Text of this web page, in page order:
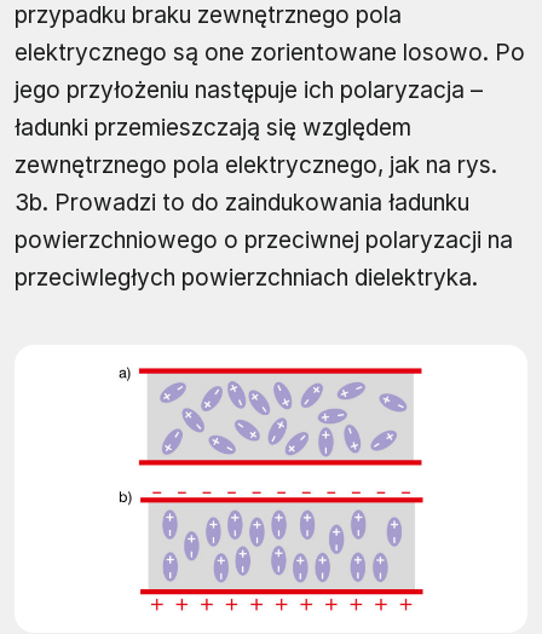
przypadku braku zewnętrznego pola
elektrycznego są one zorientowane losowo. Po
jego przyłożeniu następuje ich polaryzacja –
ładunki przemieszczają się względem
zewnętrznego pola elektrycznego, jak na rys.
3b. Prowadzi to do zaindukowania ładunku
powierzchniowego o przeciwnej polaryzacji na
przeciwległych powierzchniach dielektryka.